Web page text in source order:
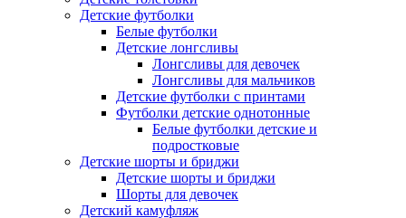
Детские футболки
Белые футболки
Детские лонгсливы
Лонгсливы для девочек
Лонгсливы для мальчиков
Детские футболки с принтами
Футболки детские однотонные
Белые футболки детские и
подростковые
Детские шорты и бриджи
Детские шорты и бриджи
Шорты для девочек
Детский камуфляж